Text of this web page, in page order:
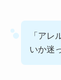
「アレ
いか迷